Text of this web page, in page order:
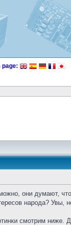
page:
они думают,
народа? Увы,
смотрим ниже.